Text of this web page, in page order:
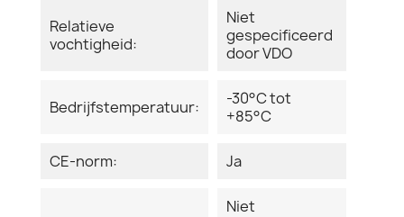
Relatieve
vochtigheid:
Niet
gespecificeerd
door VDO
Bedrijfstemperatuur:
-30°C tot
+85°C
CE-norm: Ja
Niet